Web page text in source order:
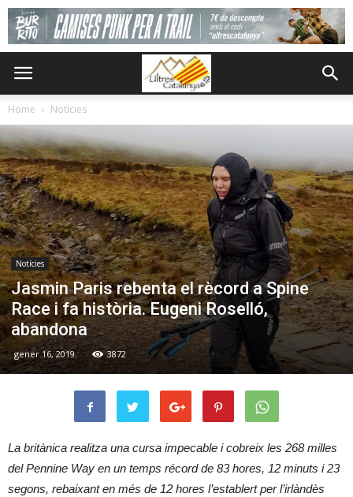
Home Notícies
Notícies
Jasmin Paris rebenta el rècord a Spine
Race i fa història. Eugeni Roselló,
abandona
gener 16, 2019 3872
La britànica realitza una cursa impecable i cobreix les 268 milles
del Pennine Way en un temps récord de 83 hores, 12 minuts i 23
segons, rebaixant en més de 12 hores l’establert per l’irlàndès